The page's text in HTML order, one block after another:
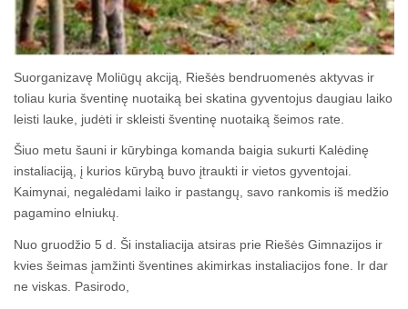
Suorganizavę Moliūgų akciją, Riešės bendruomenės aktyvas ir
toliau kuria šventinę nuotaiką bei skatina gyventojus daugiau laiko
leisti lauke, judėti ir skleisti šventinę nuotaiką šeimos rate.
Šiuo metu šauni ir kūrybinga komanda baigia sukurti Kalėdinę
instaliaciją, į kurios kūrybą buvo įtraukti ir vietos gyventojai.
Kaimynai, negalėdami laiko ir pastangų, savo rankomis iš medžio
pagamino elniukų.
Nuo gruodžio 5 d. Ši instaliacija atsiras prie Riešės Gimnazijos ir
kvies šeimas įamžinti šventines akimirkas instaliacijos fone. Ir dar
ne viskas. Pasirodo,